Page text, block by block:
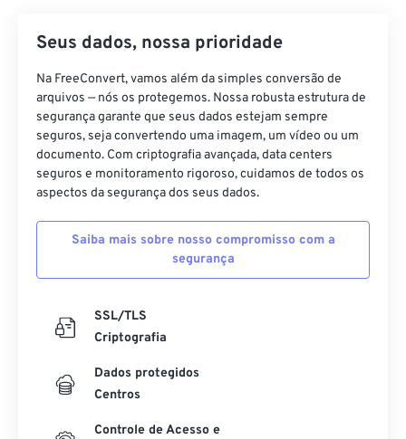
Seus dados, nossa prioridade
Na FreeConvert, vamos além da simples conversão de
arquivos — nós os protegemos. Nossa robusta estrutura de
segurança garante que seus dados estejam sempre
seguros, seja convertendo uma imagem, um vídeo ou um
documento. Com criptografia avançada, data centers
seguros e monitoramento rigoroso, cuidamos de todos os
aspectos da segurança dos seus dados.
Saiba mais sobre nosso compromisso com a
segurança
SSL/TLS
Criptografia
Dados protegidos
Centros
Controle de Acesso e